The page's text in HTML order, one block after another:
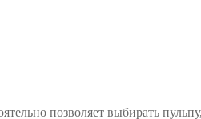
позволяет выбирать